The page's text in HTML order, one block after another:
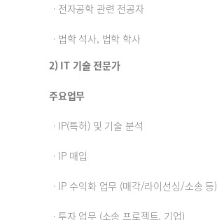
ㆍ전자공학 관련 전공자
ㆍ법학 석사, 법학 학사
2) IT 기술 전문가
주요업무
ㆍIP(특허) 및 기술 분석
ㆍIP 매입
ㆍIP 수익화 업무 (매각/라이선싱/소송 등)
ㆍ투자 업무 (소송 프로젝트, 기업)